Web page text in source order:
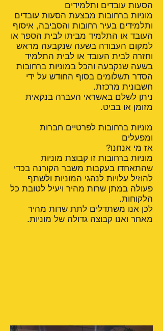
הסעות עובדים ותלמידים
מוניות ברחובות מבצעת הסעות עובדים
ותלמידים בעיר רחובות והסביבה, איסוף
העובד או התלמיד מביתו לבית הספר או
למקום העבודה בשעה שנקבעה מראש
וחזרה לבית העובד או לבית התלמיד
בשעה שנקבעה והכל במוניות ברחובות
הסדר תשלומים בסוף החודש על ידי
חשבונית מרכזת.
ניתן לשלם באשראי העברה בנקאית
מזומן או בביט.
מוניות ברחובות לפרטיים חברות
ומפעלים
אז מי אנחנו?
מוניות ברחובות זו קבוצת מוניות
שהתאחדו בעקבות משבר הקורנה בכדי
להוזיל עלויות לנהגי המוניות ולשתף
פעולה במתן שרות מהיר ויעיל לטובת כל
הלקוחות.
לכן אנו משתדלים לתת שרות מהיר
מאחר ואנו קבוצה גדולה של מוניות.